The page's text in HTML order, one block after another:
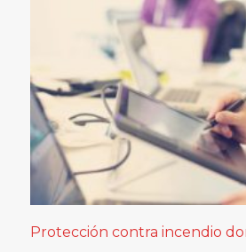
Protección contra incendio